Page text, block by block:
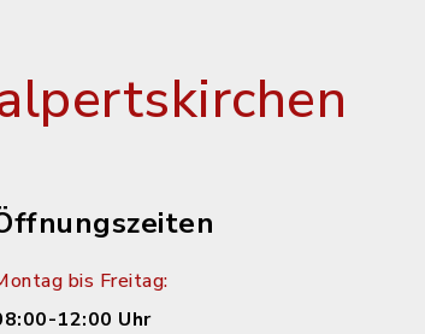
bis Freitag:
12:00 Uhr